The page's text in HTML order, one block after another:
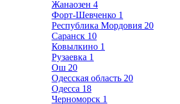
Жанаозен 4
Форт-Шевченко 1
Республика Мордовия 20
Саранск 10
Ковылкино 1
Рузаевка 1
Ош 20
Одесская область 20
Одесса 18
Черноморск 1